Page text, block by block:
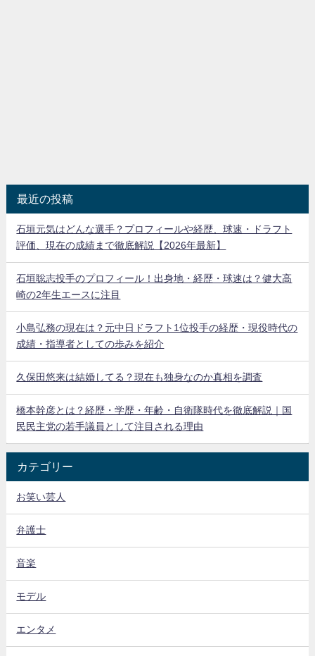
最近の投稿
石垣元気はどんな選手？プロフィールや経歴、球速・ドラフト
評価、現在の成績まで徹底解説【2026年最新】
石垣聡志投手のプロフィール！出身地・経歴・球速は？健大高
崎の2年生エースに注目
小島弘務の現在は？元中日ドラフト1位投手の経歴・現役時代の
成績・指導者としての歩みを紹介
久保田悠来は結婚してる？現在も独身なのか真相を調査
橋本幹彦とは？経歴・学歴・年齢・自衛隊時代を徹底解説｜国
民民主党の若手議員として注目される理由
カテゴリー
お笑い芸人
弁護士
音楽
モデル
エンタメ